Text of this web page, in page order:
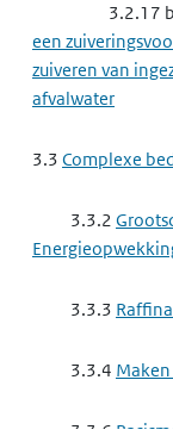
3.3.8 a
een ippc-
van organisch-
een ippc-
producten
een ippc-
kaliumhoudende
3.2.17 b
een
zuiveren van
afvalwater
3.3 Complexe
3.3.2
3.3.3
3.3.4
3.3.6